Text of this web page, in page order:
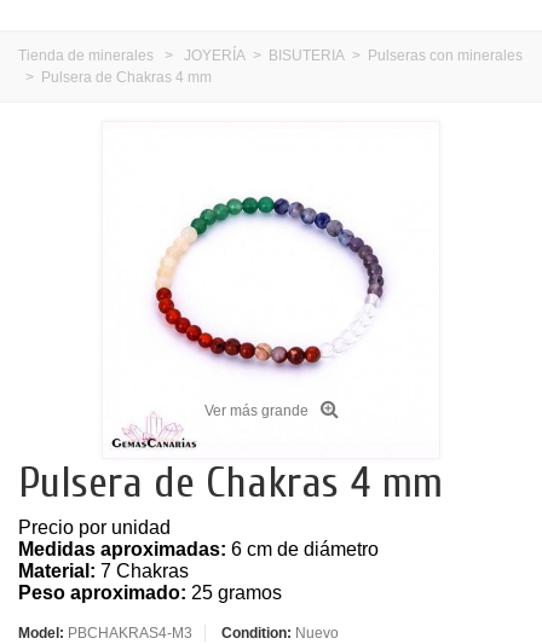
Tienda de minerales > JOYERÍA > BISUTERIA > Pulseras con minerales
> Pulsera de Chakras 4 mm
Ver más grande
Pulsera de Chakras 4 mm
Precio por unidad
Medidas aproximadas: 6 cm de diámetro
Material: 7 Chakras
Peso aproximado: 25 gramos
Model: PBCHAKRAS4-M3 Condition: Nuevo